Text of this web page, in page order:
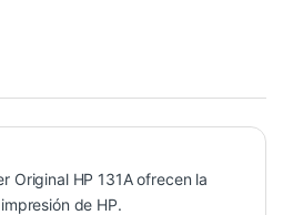
Original HP 131A ofrecen la
de HP.